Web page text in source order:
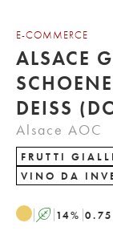
E-COMMERCE
ALSACE
Alsace AOC
FRUTTI GIALLI
VINO DA
A 14% 0.75